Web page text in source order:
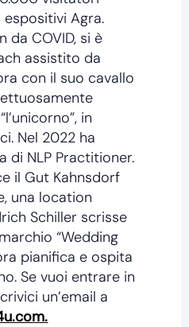
Agra.
da COVID, si è
assistito da
con il suo cavallo
in
Nel 2022 ha
di NLP Practitioner.
il Gut Kahnsdorf
una location
Schiller scrisse
“Wedding
pianifica e ospita
Se vuoi entrare in
un’email a